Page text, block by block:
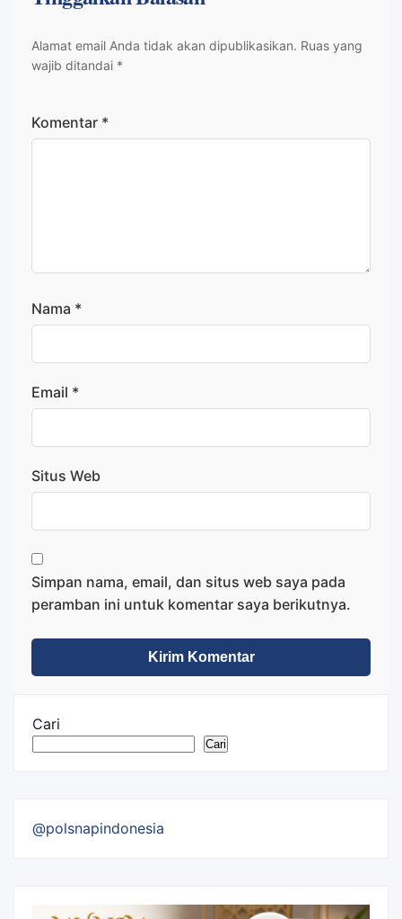
Alamat email Anda tidak akan dipublikasikan. Ruas yang
wajib ditandai *
Komentar *
Nama *
Email *
Situs Web
Simpan nama, email, dan situs web saya pada
peramban ini untuk komentar saya berikutnya.
Cari
Cari
@polsnapindonesia